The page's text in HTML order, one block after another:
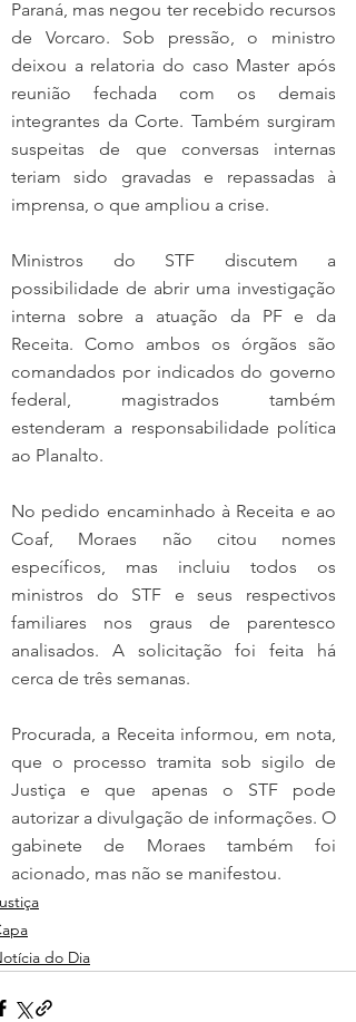
Paraná, mas negou ter recebido recursos
de Vorcaro. Sob pressão, o ministro
deixou a relatoria do caso Master após
reunião fechada com os demais
integrantes da Corte. Também surgiram
suspeitas de que conversas internas
teriam sido gravadas e repassadas à
imprensa, o que ampliou a crise.
Ministros do STF discutem a
possibilidade de abrir uma investigação
interna sobre a atuação da PF e da
Receita. Como ambos os órgãos são
comandados por indicados do governo
federal, magistrados também
estenderam a responsabilidade política
ao Planalto.
No pedido encaminhado à Receita e ao
Coaf, Moraes não citou nomes
específicos, mas incluiu todos os
ministros do STF e seus respectivos
familiares nos graus de parentesco
analisados. A solicitação foi feita há
cerca de três semanas.
Procurada, a Receita informou, em nota,
que o processo tramita sob sigilo de
Justiça e que apenas o STF pode
autorizar a divulgação de informações. O
gabinete de Moraes também foi
acionado, mas não se manifestou.
do Dia